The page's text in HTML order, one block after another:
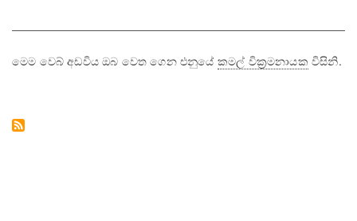
මෙම වෙබ් අඩවිය ඔබ වෙත ගෙන එනුයේ කමල් වික්‍රමනායක විසිනි.